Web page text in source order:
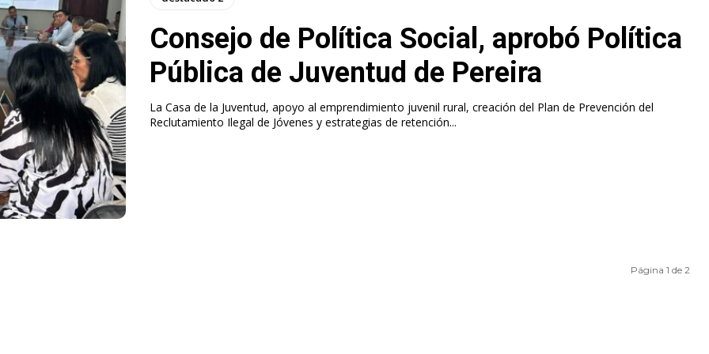
Consejo de Política Social, aprobó Política
Pública de Juventud de Pereira
La Casa de la Juventud, apoyo al emprendimiento juvenil rural, creación del Plan de Prevención del
Reclutamiento Ilegal de Jóvenes y estrategias de retención...
Página 1 de 2